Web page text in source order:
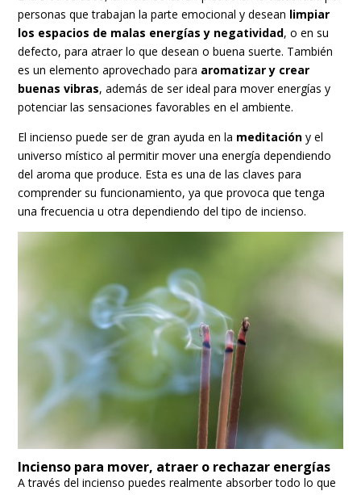
personas que trabajan la parte emocional y desean limpiar
los espacios de malas energías y negatividad, o en su
defecto, para atraer lo que desean o buena suerte. También
es un elemento aprovechado para aromatizar y crear
buenas vibras, además de ser ideal para mover energías y
potenciar las sensaciones favorables en el ambiente.
El incienso puede ser de gran ayuda en la meditación y el
universo místico al permitir mover una energía dependiendo
del aroma que produce. Esta es una de las claves para
comprender su funcionamiento, ya que provoca que tenga
una frecuencia u otra dependiendo del tipo de incienso.
Incienso para mover, atraer o rechazar energías
A través del incienso puedes realmente absorber todo lo que